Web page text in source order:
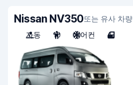
Nissan NV350또는 유사 차량
자동
10 에어컨 4